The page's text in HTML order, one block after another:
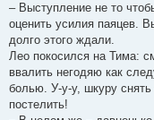
– Выступление не то
оценить усилия паяцев.
долго этого ждали.
Лео покосился на Тима:
ввалить негодяю как
болью. У-у-у, шкуру снять
постелить!